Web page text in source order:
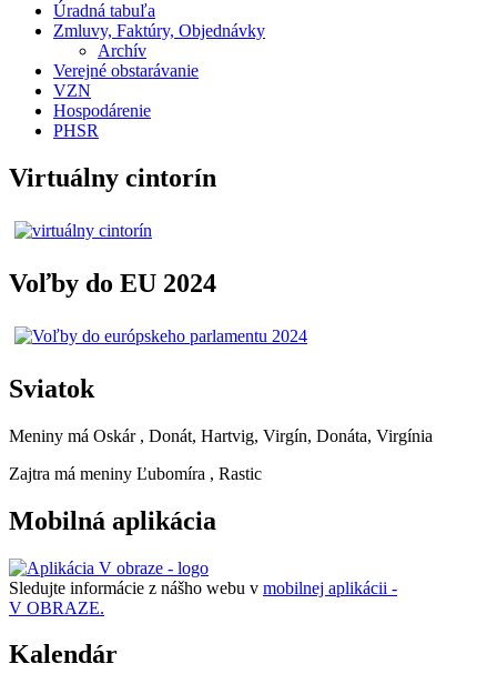
Úradná tabuľa
Zmluvy, Faktúry, Objednávky
Archív
Verejné obstarávanie
VZN
Hospodárenie
PHSR
Virtuálny cintorín
Voľby do EU 2024
Sviatok
Meniny má Oskár , Donát, Hartvig, Virgín, Donáta, Virgínia
Zajtra má meniny Ľubomíra , Rastic
Mobilná aplikácia
Sledujte informácie z nášho webu v mobilnej aplikácii -
V OBRAZE.
Kalendár